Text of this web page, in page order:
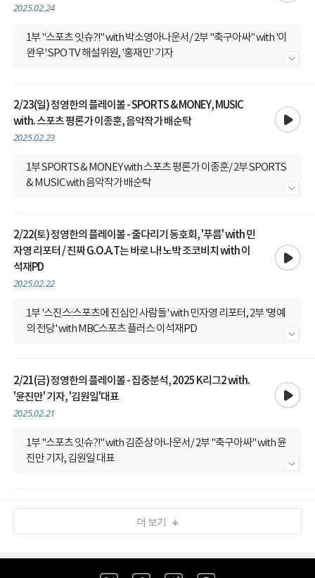
2025.02.24
1부 "스포츠 잇슈?!" with 박소영아나운서/ 2부 "축구아싸" with '이
완우' SPO TV 해설위원, '홍재민' 기자
2/23(일) 정영한의 플레이볼 - SPORTS & MONEY, MUSIC
with. 스포츠 평론가 이종훈, 음악작가 배순탁
2025.02.23
1부 SPORTS & MONEY with 스포츠 평론가 이종훈/ 2부 SPORTS
& MUSIC with 음악작가 배순탁
2/22(토) 정영한의 플레이볼 - 줄다리기 동호회, '푸름' with 민
자영 리포터 / 진짜 G.O.A.T는 바로 나! 노박 조코비치 with 이
석재PD
2025.02.22
1부 '스진스:스포츠에 진심인 사람들' with 민자영 리포터, 2부 '명예
의 전당' with MBC스포츠 플러스 이석재PD
2/21(금) 정영한의 플레이볼 - 집중분석, 2025 K리그2 with.
'윤진만' 기자, '김원일'대표
2025.02.21
1부 "스포츠 잇슈?!" with 김준상 아나운서/ 2부 "축구아싸" with 윤
진만 기자, 김원일 대표
더 보기